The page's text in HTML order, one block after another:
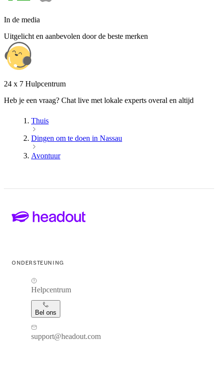
In de media
Uitgelicht en aanbevolen door de beste merken
24 x 7 Hulpcentrum
Heb je een vraag? Chat live met lokale experts overal en altijd
Thuis
Dingen om te doen in Nassau
Avontuur
ONDERSTEUNING
Helpcentrum
Bel ons
support@headout.com